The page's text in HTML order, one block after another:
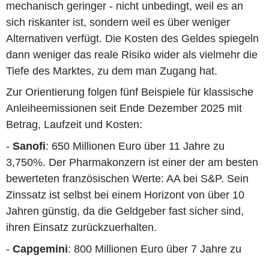
mechanisch geringer - nicht unbedingt, weil es an
sich riskanter ist, sondern weil es über weniger
Alternativen verfügt. Die Kosten des Geldes spiegeln
dann weniger das reale Risiko wider als vielmehr die
Tiefe des Marktes, zu dem man Zugang hat.
Zur Orientierung folgen fünf Beispiele für klassische
Anleiheemissionen seit Ende Dezember 2025 mit
Betrag, Laufzeit und Kosten:
- Sanofi: 650 Millionen Euro über 11 Jahre zu
3,750%. Der Pharmakonzern ist einer der am besten
bewerteten französischen Werte: AA bei S&P. Sein
Zinssatz ist selbst bei einem Horizont von über 10
Jahren günstig, da die Geldgeber fast sicher sind,
ihren Einsatz zurückzuerhalten.
- Capgemini: 800 Millionen Euro über 7 Jahre zu